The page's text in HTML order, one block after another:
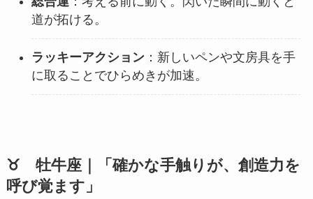
道が拓ける。
ラッキーアクション：新しいペンや文房具を手
に取ることでひらめきが加速。
♉ 牡牛座｜「確かな手触りが、創造力を
呼び覚ます」